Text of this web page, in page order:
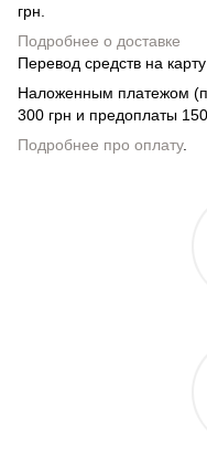
грн.
Подробнее о доставке
Перевод средств на
Наложенным платежом
300 грн и предоплаты 150
Подробнее про оплату.